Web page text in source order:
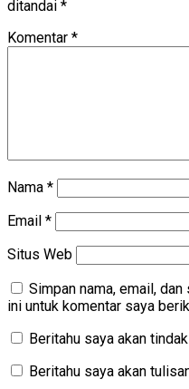
ditandai *
Komentar *
Nama *
Email *
Situs Web
Simpan nama, email,
ini untuk komentar saya
Beritahu saya akan
Beritahu saya akan